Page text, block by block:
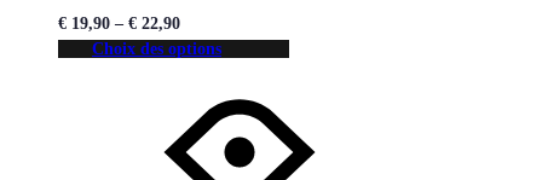
€ 19,90 – € 22,90
Choix des options